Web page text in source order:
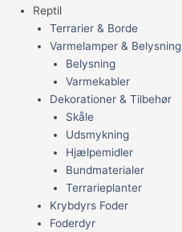
Reptil
Terrarier & Borde
Varmelamper & Belysning
Belysning
Varmekabler
Dekorationer & Tilbehør
Skåle
Udsmykning
Hjælpemidler
Bundmaterialer
Terrarieplanter
Krybdyrs Foder
Foderdyr